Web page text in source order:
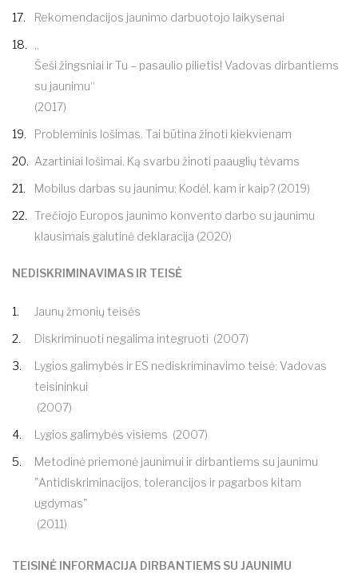
Rekomendacijos jaunimo darbuotojo laikysenai
Šeši žingsniai ir Tu – pasaulio pilietis! Vadovas dirbantiems
su jaunimu“
(2017)
Probleminis lošimas. Tai būtina žinoti kiekvienam
Azartiniai lošimai. Ką svarbu žinoti paauglių tėvams
Mobilus darbas su jaunimu: Kodėl, kam ir kaip? (2019)
Trečiojo Europos jaunimo konvento darbo su jaunimu
klausimais galutinė deklaracija (2020)
NEDISKRIMINAVIMAS IR TEISĖ
Jaunų žmonių teisės
Diskriminuoti negalima integruoti (2007)
Lygios galimybės ir ES nediskriminavimo teisė: Vadovas
teisininkui
(2007)
Lygios galimybės visiems (2007)
Metodinė priemonė jaunimui ir dirbantiems su jaunimu
"Antidiskriminacijos, tolerancijos ir pagarbos kitam
ugdymas"
(2011)
TEISINĖ INFORMACIJA DIRBANTIEMS SU JAUNIMU